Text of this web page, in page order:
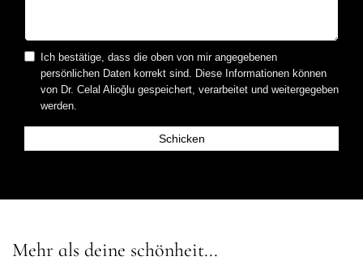
Ich bestätige, dass die oben von mir angegebenen
persönlichen Daten korrekt sind. Diese Informationen können
von Dr. Celal Alioğlu gespeichert, verarbeitet und weitergegeben
werden.
Mehr als deine schönheit...